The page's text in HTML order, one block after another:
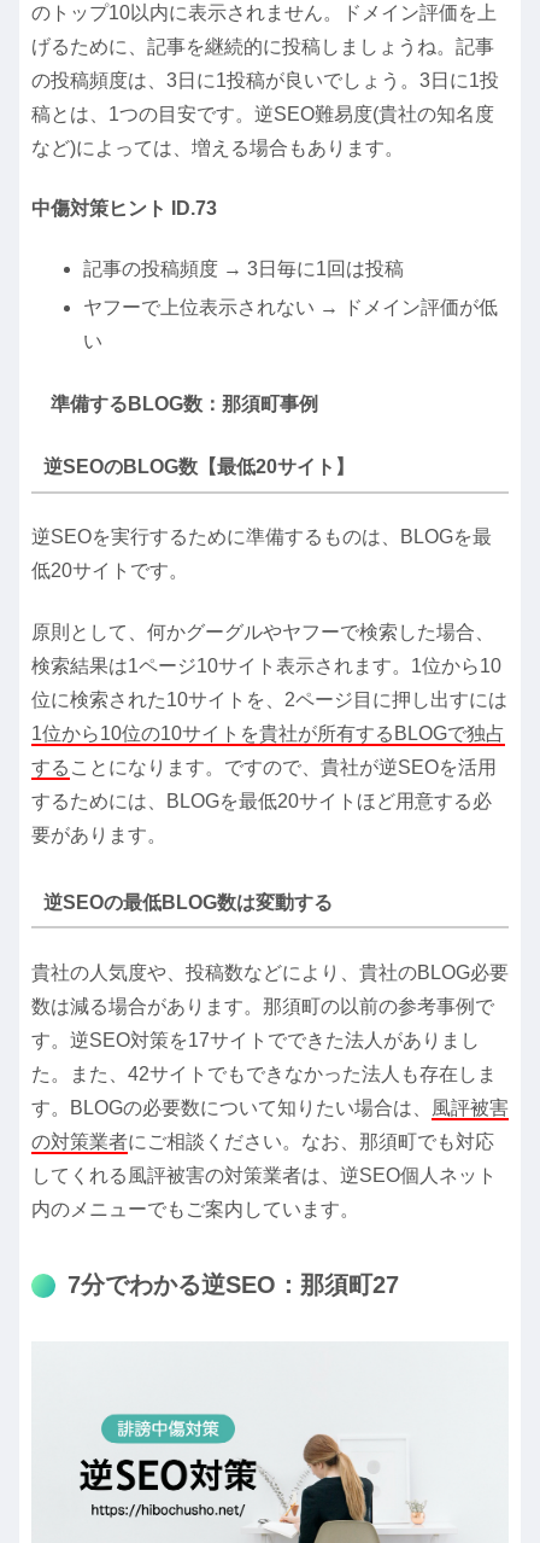
のトップ10以内に表示されません。ドメイン評価を上
げるために、記事を継続的に投稿しましょうね。記事
の投稿頻度は、3日に1投稿が良いでしょう。3日に1投
稿とは、1つの目安です。逆SEO難易度(貴社の知名度
など)によっては、増える場合もあります。
中傷対策ヒント ID.73
記事の投稿頻度 → 3日毎に1回は投稿
ヤフーで上位表示されない → ドメイン評価が低
い
準備するBLOG数：那須町事例
逆SEOのBLOG数【最低20サイト】
逆SEOを実行するために準備するものは、BLOGを最
低20サイトです。
原則として、何かグーグルやヤフーで検索した場合、
検索結果は1ページ10サイト表示されます。1位から10
位に検索された10サイトを、2ページ目に押し出すには
1位から10位の10サイトを貴社が所有するBLOGで独占
する ことになります。ですので、貴社が逆SEOを活用
するためには、BLOGを最低20サイトほど用意する必
要があります。
逆SEOの最低BLOG数は変動する
貴社の人気度や、投稿数などにより、貴社のBLOG必要
数は減る場合があります。那須町の以前の参考事例で
す。逆SEO対策を17サイトでできた法人がありまし
た。また、42サイトでもできなかった法人も存在しま
す。BLOGの必要数について知りたい場合は、
風評被害
の対策業者にご相談ください。なお、那須町でも対応
してくれる風評被害の対策業者は、逆SEO個人ネット
内のメニューでもご案内しています。
7分でわかる逆SEO：那須町27